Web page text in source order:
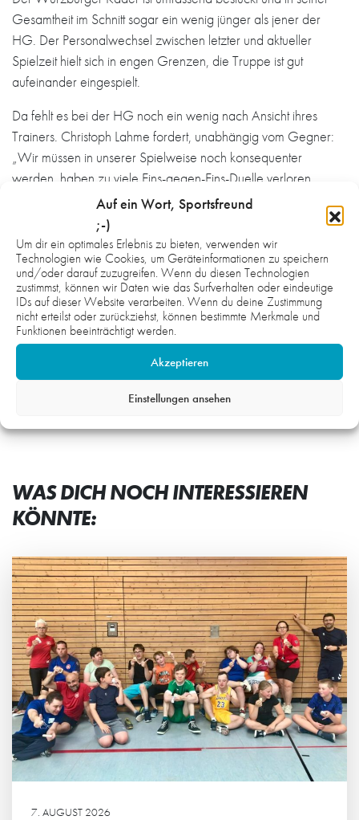
Auf ein Wort, Sportsfreund
;-)
Um dir ein optimales Erlebnis zu bieten, verwenden wir
Technologien wie Cookies, um Geräteinformationen zu speichern
und/oder darauf zuzugreifen. Wenn du diesen Technologien
zustimmst, können wir Daten wie das Surfverhalten oder eindeutige
IDs auf dieser Website verarbeiten. Wenn du deine Zustimmung
nicht erteilst oder zurückziehst, können bestimmte Merkmale und
Funktionen beeinträchtigt werden.
Akzeptieren
Einstellungen ansehen
Gesamtheit im Schnitt sogar ein wenig jünger als jener der
HG. Der Personalwechsel zwischen letzter und aktueller
Spielzeit hielt sich in engen Grenzen, die Truppe ist gut
aufeinander eingespielt.
Da fehlt es bei der HG noch ein wenig nach Ansicht ihres
Trainers. Christoph Lahme fordert, unabhängig vom Gegner:
„Wir müssen in unserer Spielweise noch konsequenter
werden, haben zu viele Eins-gegen-Eins-Duelle verloren,
obwohl diese Thematik angesprochen worden war. Da
müssen wir cleverer werden.“ Ob dies dann reicht, den
haushohen Favoriten ins Wanken zu bringen, wird sich zeigen.
Für den Coach geht der Blick noch weiter in die Zukunft. „Für
uns ist es wichtig, Pascal Durak nach langer Verletzung noch
besser ins Spiel zu bringen und auch seinen Positionswechsel
nach fast zehn Jahren von Rechtsaußen auf den rechten
Rückraum weiter zu intensiveren. Ich denke, wir müssen ihm
noch so vier bis sechs Spiele geben.“
WAS DICH NOCH INTERESSIEREN
KÖNNTE:
7. AUGUST 2026